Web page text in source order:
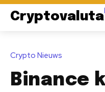
Cryptovaluta
Crypto Nieuws
Binance